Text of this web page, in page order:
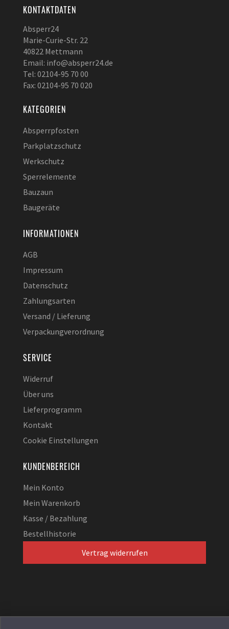
KONTAKTDATEN
Absperr24
Marie-Curie-Str. 22
40822 Mettmann
Email: info@absperr24.de
Tel: 02104-95 70 00
Fax: 02104-95 70 020
KATEGORIEN
Absperrpfosten
Parkplatzschutz
Werkschutz
Sperrelemente
Bauzaun
Baugeräte
INFORMATIONEN
AGB
Impressum
Datenschutz
Zahlungsarten
Versand / Lieferung
Verpackungverordnung
SERVICE
Widerruf
Über uns
Lieferprogramm
Kontakt
Cookie Einstellungen
KUNDENBEREICH
Mein Konto
Mein Warenkorb
Kasse / Bezahlung
Bestellhistorie
Vertrag widerrufen